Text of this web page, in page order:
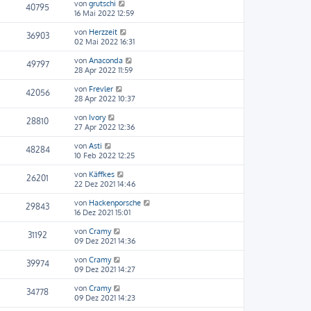
40795 von grutschi
16 Mai 2022 12:59
36903 von Herzzeit
02 Mai 2022 16:31
49797 von Anaconda
28 Apr 2022 11:59
42056 von Frevler
28 Apr 2022 10:37
28810 von Ivory
27 Apr 2022 12:36
48284 von Asti
10 Feb 2022 12:25
26201 von Käffkes
22 Dez 2021 14:46
29843 von Hackenporsche
16 Dez 2021 15:01
31192 von Cramy
09 Dez 2021 14:36
39974 von Cramy
09 Dez 2021 14:27
34778 von Cramy
09 Dez 2021 14:23